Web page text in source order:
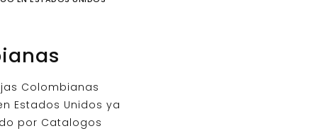
Colombianas
Estados Unidos ya
por Catalogos